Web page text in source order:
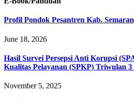
Profil Pondok Pesantren Kab.
June 18, 2026
Hasil Survei Persepsi Anti Korupsi
Kualitas Pelayanan (SPKP) Triwulan 3
November 5, 2025